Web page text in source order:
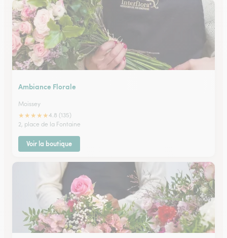
Ambiance Florale
Moissey
★★★★★4.8 (135)
2, place de la Fontaine
Voir la boutique